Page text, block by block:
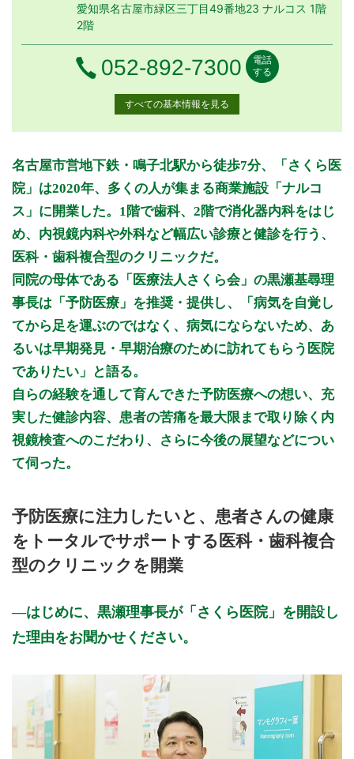
愛知県名古屋市緑区三丁目49番地23 ナルコス 1階
2階
電話番号
052-892-7300
電話
する
すべての基本情報を見る
診療時間 月月曜日
火火曜日
水 水曜日
木 木曜日金曜日 土曜日
日 日曜日
祝 祝日
9:00 - 12:00
○ ○ ○ ○ ○ ○ 休
休
15:30 - 18:30
○ ○ ○ ○ ○ ○ 休 休
休診日：日・祝
※上記は【内科・外科】の診療時間となります。
※診療時間や臨時休診・診療内容等について、事前に必ず医療
機関ホームページ、またはお電話にてご確認ください。
>>病院なびで医療機関の詳細を見る
公式HPはこちら
初診受付
名古屋市営地下鉄・鳴子北駅から徒歩7分、「さくら医
院」は2020年、多くの人が集まる商業施設「ナルコ
ス」に開業した。1階で歯科、2階で消化器内科をはじ
め、内視鏡内科や外科など幅広い診療と健診を行う、
医科・歯科複合型のクリニックだ。
同院の母体である「医療法人さくら会」の黒瀬基尋理
事長は「予防医療」を推奨・提供し、「病気を自覚し
てから足を運ぶのではなく、病気にならないため、あ
るいは早期発見・早期治療のために訪れてもらう医院
でありたい」と語る。
自らの経験を通して育んできた予防医療への想い、充
実した健診内容、患者の苦痛を最大限まで取り除く内
視鏡検査へのこだわり、さらに今後の展望などについ
て伺った。
予防医療に注力したいと、患者さんの健康
をトータルでサポートする医科・歯科複合
型のクリニックを開業
はじめに、黒瀬理事長が「さくら医院」を開設し
た理由をお聞かせください。